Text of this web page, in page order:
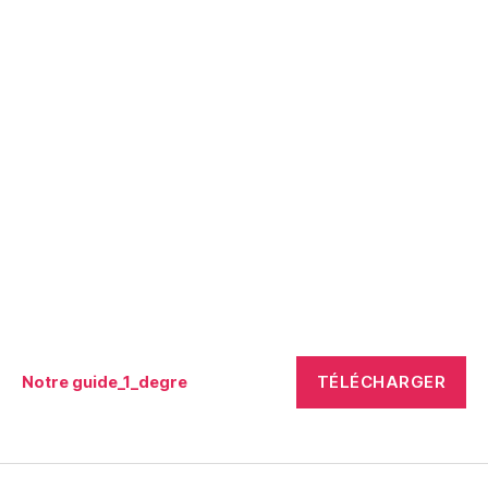
Notre guide_1_degre TÉLÉCHARGER